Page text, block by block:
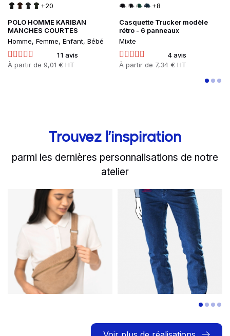
POLO HOMME KARIBAN
MANCHES COURTES
Homme, Femme, Enfant, Bébé
11 avis
Prix
À partir de 9,01 € HT
+20
Casquette Trucker modèle
rétro - 6 panneaux
Mixte
4 avis
Prix
À partir de 7,34 € HT
+8
Trouvez l’inspiration
parmi les dernières personnalisations de notre
atelier
1 to 2of 8
Pourquoi (ré)adopter le
Read more La
Read more